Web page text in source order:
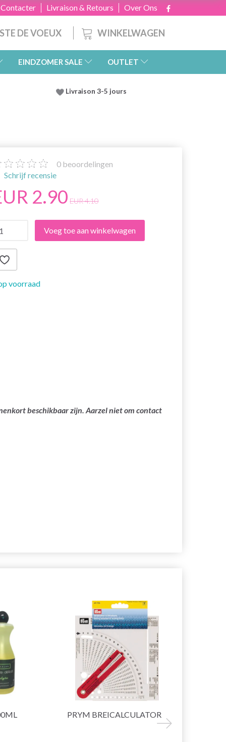
Over Ons
Livraison & Retours
WINKELWAGEN
DE VOEUX
EINDZOMER SALE OUTLET
Livraison 3-5 jours
0 beoordelingen
Schrijf recensie
2.90 EUR 4.10
Voeg toe aan winkelwagen
voorraad
beschikbaar zijn. Aarzel niet om contact
PRYM BREICALCULATOR